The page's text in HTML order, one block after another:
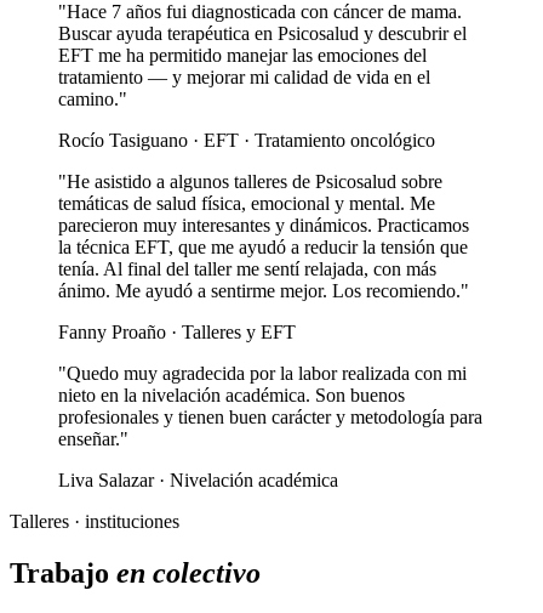
"Hace 7 años fui diagnosticada con cáncer de mama.
Buscar ayuda terapéutica en Psicosalud y descubrir el
EFT me ha permitido manejar las emociones del
tratamiento — y mejorar mi calidad de vida en el
camino."
Rocío Tasiguano · EFT · Tratamiento oncológico
"He asistido a algunos talleres de Psicosalud sobre
temáticas de salud física, emocional y mental. Me
parecieron muy interesantes y dinámicos. Practicamos
la técnica EFT, que me ayudó a reducir la tensión que
tenía. Al final del taller me sentí relajada, con más
ánimo. Me ayudó a sentirme mejor. Los recomiendo."
Fanny Proaño · Talleres y EFT
"Quedo muy agradecida por la labor realizada con mi
nieto en la nivelación académica. Son buenos
profesionales y tienen buen carácter y metodología para
enseñar."
Liva Salazar · Nivelación académica
Talleres · instituciones
Trabajo en colectivo